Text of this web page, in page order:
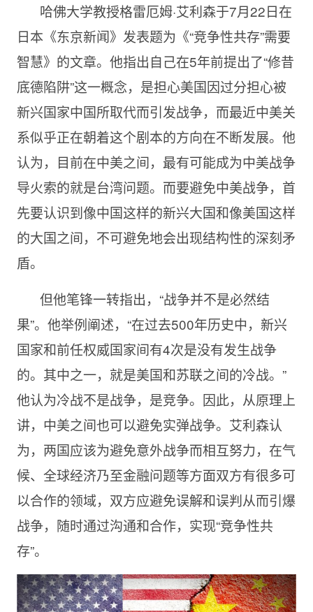
哈佛大学教授格雷厄姆·艾利森于7月22日在
日本《东京新闻》发表题为《“竞争性共存”需要
智慧》的文章。他指出自己在5年前提出了“修昔
底德陷阱”这一概念，是担心美国因过分担心被
新兴国家中国所取代而引发战争，而最近中美关
系似乎正在朝着这个剧本的方向在不断发展。他
认为，目前在中美之间，最有可能成为中美战争
导火索的就是台湾问题。而要避免中美战争，首
先要认识到像中国这样的新兴大国和像美国这样
的大国之间，不可避免地会出现结构性的深刻矛
盾。
但他笔锋一转指出，“战争并不是必然结
果”。他举例阐述，“在过去500年历史中，新兴
国家和前任权威国家间有4次是没有发生战争
的。其中之一，就是美国和苏联之间的冷战。”
他认为冷战不是战争，是竞争。因此，从原理上
讲，中美之间也可以避免实弹战争。艾利森认
为，两国应该为避免意外战争而相互努力，在气
候、全球经济乃至金融问题等方面双方有很多可
以合作的领域，双方应避免误解和误判从而引爆
战争，随时通过沟通和合作，实现“竞争性共
存”。